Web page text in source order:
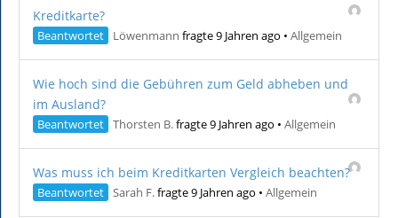
Kreditkarte?
Beantwortet Löwenmann fragte 9 Jahren ago • Allgemein
Wie hoch sind die Gebühren zum Geld abheben und
im Ausland?
Beantwortet Thorsten B.fragte 9 Jahren ago • Allgemein
Was muss ich beim Kreditkarten Vergleich beachten?
Beantwortet Sarah F.fragte 9 Jahren ago • Allgemein